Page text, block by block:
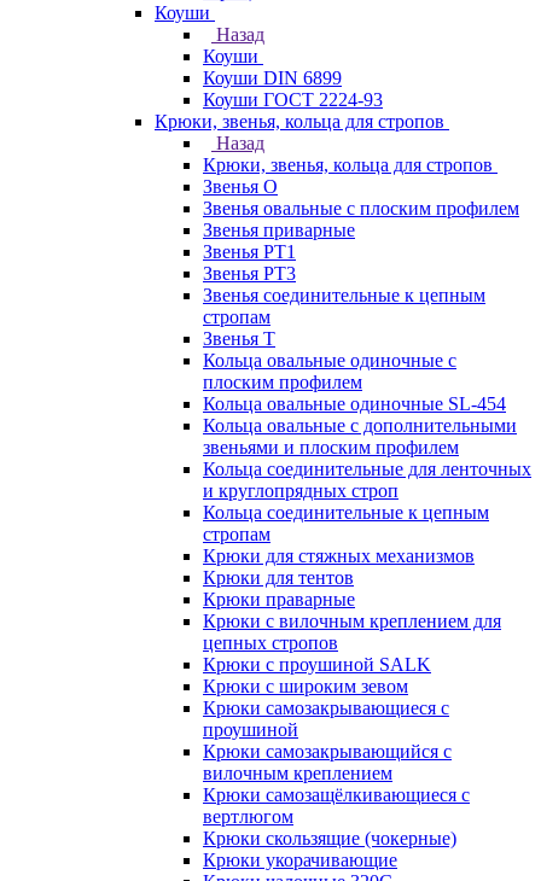
Коуши
Назад
Коуши
Коуши DIN 6899
Коуши ГОСТ 2224-93
Крюки, звенья, кольца для стропов
Назад
Крюки, звенья, кольца для стропов
Звенья О
Звенья овальные с плоским профилем
Звенья приварные
Звенья РТ1
Звенья РТ3
Звенья соединительные к цепным
стропам
Звенья Т
Кольца овальные одиночные c
плоским профилем
Кольца овальные одиночные SL-454
Кольца овальные с дополнительными
звеньями и плоским профилем
Кольца соединительные для ленточных
и круглопрядных строп
Кольца соединительные к цепным
стропам
Крюки для стяжных механизмов
Крюки для тентов
Крюки праварные
Крюки с вилочным креплением для
цепных стропов
Крюки с проушиной SALK
Крюки с широким зевом
Крюки самозакрывающиеся с
проушиной
Крюки самозакрывающийся с
вилочным креплением
Крюки самозащёлкивающиеся с
вертлюгом
Крюки скользящие (чокерные)
Крюки укорачивающие